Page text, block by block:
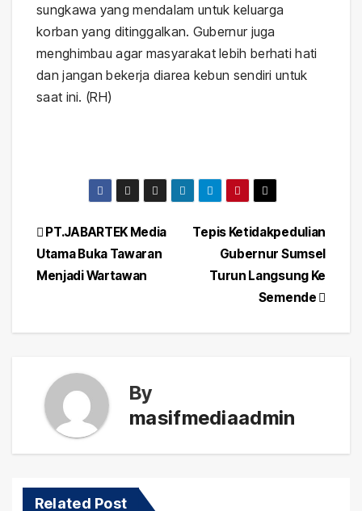
sungkawa yang mendalam untuk keluarga
korban yang ditinggalkan. Gubernur juga
menghimbau agar masyarakat lebih berhati hati
dan jangan bekerja diarea kebun sendiri untuk
saat ini. (RH)
Post
navigation
Tepis Ketidakpedulian
Gubernur Sumsel
Turun Langsung Ke
Semende
PT.JABARTEK Media
Utama Buka Tawaran
Menjadi Wartawan
By
masifmediaadmin
Related Post